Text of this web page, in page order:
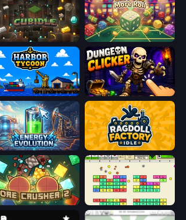
Just One More Roll
Tycoon Dungeon Clicker
Evolution Ragdoll Factory Idle
2 Idle Breakout